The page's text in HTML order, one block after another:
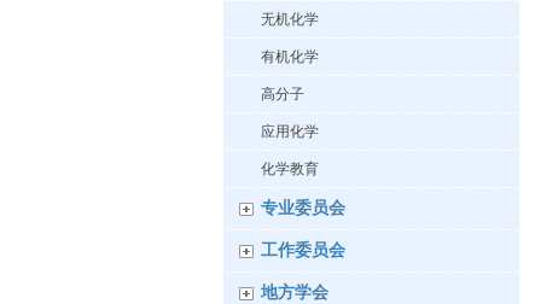
无机化学
有机化学
高分子
应用化学
化学教育
专业委员会
工作委员会
地方学会